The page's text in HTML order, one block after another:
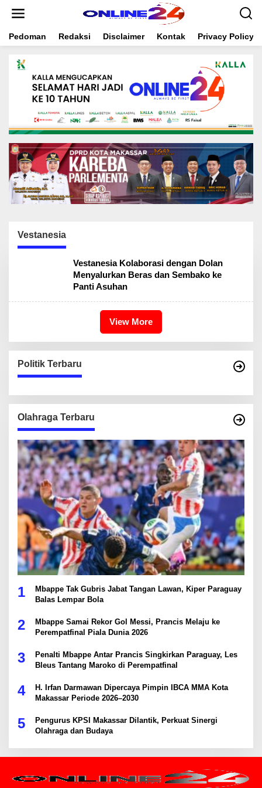
t
Pedoman Redaksi Disclaimer Kontak Privacy Policy
Vestanesia
Vestanesia Kolaborasi dengan Dolan
Menyalurkan Beras dan Sembako ke
Panti Asuhan
View More
Politik Terbaru
Olahraga Terbaru
1
Mbappe Tak Gubris Jabat Tangan Lawan, Kiper Paraguay
Balas Lempar Bola
2
Mbappe Samai Rekor Gol Messi, Prancis Melaju ke
Perempatfinal Piala Dunia 2026
3
Penalti Mbappe Antar Prancis Singkirkan Paraguay, Les
Bleus Tantang Maroko di Perempatfinal
4
H. Irfan Darmawan Dipercaya Pimpin IBCA MMA Kota
Makassar Periode 2026–2030
5
Pengurus KPSI Makassar Dilantik, Perkuat Sinergi
Olahraga dan Budaya